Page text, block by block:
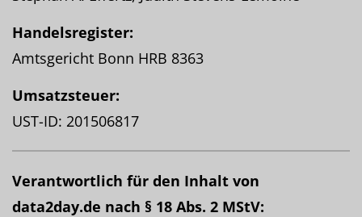
Handelsregister:
Amtsgericht Bonn HRB 8363
Umsatzsteuer:
UST-ID: 201506817
Verantwortlich für den Inhalt von
data2day.de nach § 18 Abs. 2 MStV: